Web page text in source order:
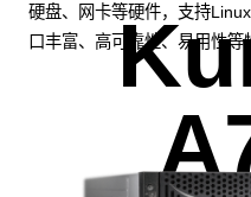
硬盘、网卡等硬件，支持
口丰富、高可靠性、易用性等